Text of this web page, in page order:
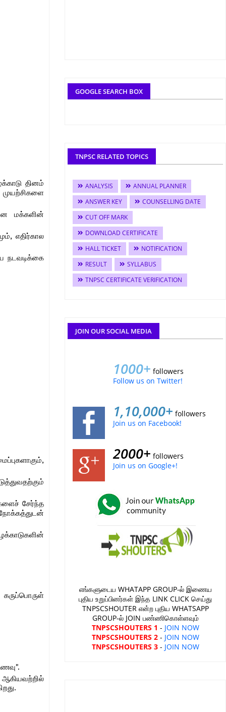
தினம்
முயற்சிகளை
மக்களின்
எதிர்கால
நடவடிக்கை
சேர்ந்த
GOOGLE SEARCH BOX
TNPSC RELATED TOPICS
ANALYSIS
ANNUAL PLANNER
ANSWER KEY
COUNSELLING DATE
CUT OFF MARK
DOWNLOAD CERTIFICATE
HALL TICKET
NOTIFICATION
RESULT
SYLLABUS
TNPSC CERTIFICATE VERIFICATION
JOIN OUR SOCIAL MEDIA
1000+ followers
Follow us on Twitter!
1,10,000+ followers
Join us on Facebook!
2000+ followers
Join us on Google+!
எங்களுடைய WHATAPP GROUP-ல் இணைய
புதிய உறுப்பினர்கள் இந்த LINK CLICK செய்து
TNPSCSHOUTER என்ற புதிய WHATSAPP
GROUP-ல் JOIN பண்ணிகொள்ளவும்
TNPSCSHOUTERS 1 - JOIN NOW
TNPSCSHOUTERS 2- JOIN NOW
TNPSCSHOUTERS 3- JOIN NOW